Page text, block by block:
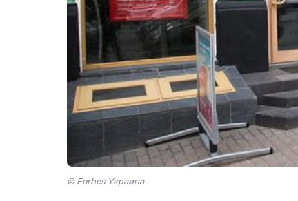
© Forbes Украина